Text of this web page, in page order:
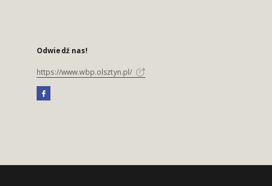
Odwiedź nas!
https://www.wbp.olsztyn.pl/